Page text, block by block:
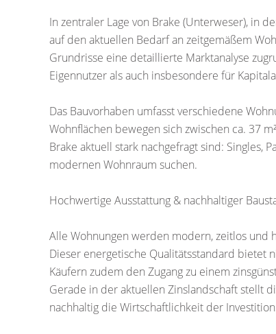
In zentraler Lage von Brake (Unterweser), in
auf den aktuellen Bedarf an zeitgemäßem
Grundrisse eine detaillierte Marktanalyse
Eigennutzer als auch insbesondere für
Das Bauvorhaben umfasst verschiedene
Wohnflächen bewegen sich zwischen ca. 37
Brake aktuell stark nachgefragt sind: Singles,
modernen Wohnraum suchen.
Hochwertige Ausstattung & nachhaltiger
Alle Wohnungen werden modern, zeitlos und
Dieser energetische Qualitätsstandard bietet
Käufern zudem den Zugang zu einem
Gerade in der aktuellen Zinslandschaft stellt
nachhaltig die Wirtschaftlichkeit der